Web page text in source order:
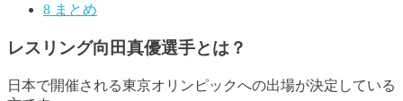
8 まとめ
レスリング向田真優選手とは？
日本で開催される東京オリンピックへの出場が決定している